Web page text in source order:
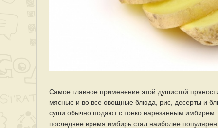
Самое главное применение этой душистой
мясные и во все овощные блюда, рис, десерты и
суши обычно подают с тонко нарезанным
последнее время имбирь стал наиболее